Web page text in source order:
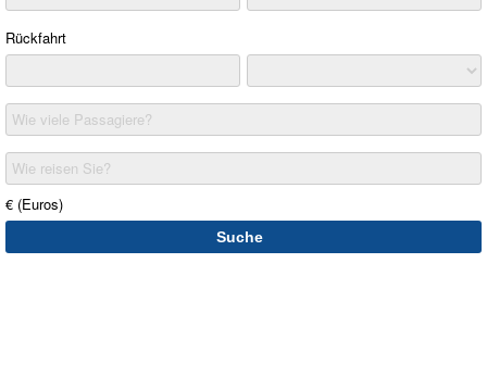
Rückfahrt
Wie viele Passagiere?
Wie reisen Sie?
€ (Euros)
Suche